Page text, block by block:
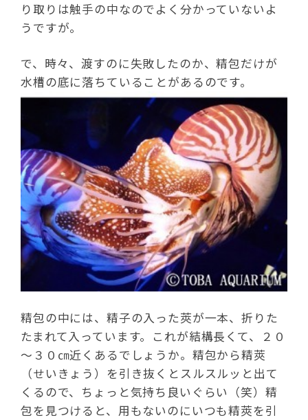
り取りは触手の中なのでよく分かっていないよ
うですが。
で、時々、渡すのに失敗したのか、精包だけが
水槽の底に落ちていることがあるのです。
精包の中には、精子の入った莢が一本、折りた
たまれて入っています。これが結構長くて、２０
～３０㎝近くあるでしょうか。精包から精莢
（せいきょう）を引き抜くとスルスルッと出て
くるので、ちょっと気持ち良いぐらい（笑）精
包を見つけると、用もないのにいつも精莢を引